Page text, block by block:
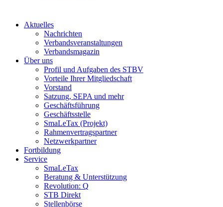
Aktuelles
Nachrichten
Verbandsveranstaltungen
Verbandsmagazin
Über uns
Profil und Aufgaben des STBV
Vorteile Ihrer Mitgliedschaft
Vorstand
Satzung, SEPA und mehr
Geschäftsführung
Geschäftsstelle
SmaLeTax (Projekt)
Rahmenvertragspartner
Netzwerkpartner
Fortbildung
Service
SmaLeTax
Beratung & Unterstützung
Revolution: Q
STB Direkt
Stellenbörse